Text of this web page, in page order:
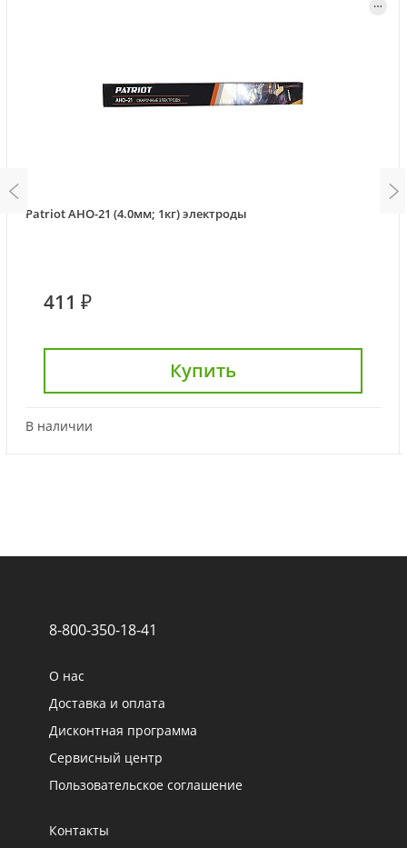
Patriot АНО-21 (4.0мм; 1кг) электроды
411 ₽
Купить
В наличии
8-800-350-18-41
О нас
Доставка и оплата
Дисконтная программа
Сервисный центр
Пользовательское соглашение
Контакты